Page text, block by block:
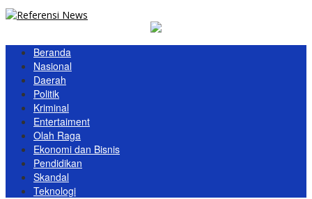
Beranda
Nasional
Daerah
Politik
Kriminal
Entertaiment
Olah Raga
Ekonomi dan Bisnis
Pendidikan
Skandal
Teknologi